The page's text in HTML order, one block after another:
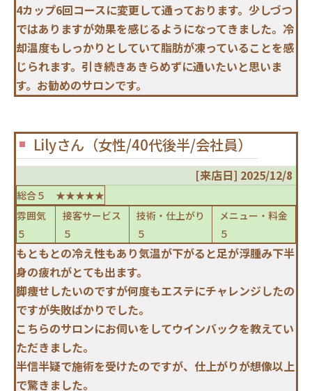
4カップ6回コースに変更して通っております。少しづつ
ではありますが効果を感じるようになってきました。冷
却温度もしっかりとしていて脂肪が凍っていることを感
じられます。引き続きあきらめずに通いたいと思いま
す。お勧めのサロンです。
Lilyさん（女性/40代後半/会社員）
[来店日] 2025/12/8
総合５ ★★★★★
雰囲気
５
接客サービス
５
技術・仕上がり
５
メニュー・料金
５
もともとの冷え性もあり気温が下がると足が浮腫み下半
身の疲れがとても出ます。
脚痩せしたいのですが何度もエステにチャレンジしたの
ですが失敗ばかりでした。
こちらのサロンにお伺いをしてウインバックを教えてい
ただきました。
半信半疑で施術を受けたのですが、仕上がりが想像以上
で驚きました。